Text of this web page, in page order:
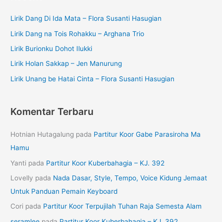
Lirik Dang Di Ida Mata – Flora Susanti Hasugian
Lirik Dang na Tois Rohakku – Arghana Trio
Lirik Burionku Dohot Ilukki
Lirik Holan Sakkap – Jen Manurung
Lirik Unang be Hatai Cinta – Flora Susanti Hasugian
Komentar Terbaru
Hotnian Hutagalung pada Partitur Koor Gabe Parasiroha Ma
Hamu
Yanti pada Partitur Koor Kuberbahagia – KJ. 392
Lovelly pada Nada Dasar, Style, Tempo, Voice Kidung Jemaat
Untuk Panduan Pemain Keyboard
Cori pada Partitur Koor Terpujilah Tuhan Raja Semesta Alam